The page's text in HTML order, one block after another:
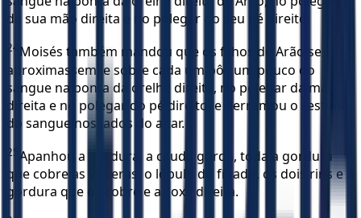
da sua mão direita e no polegar do seu pé direito.
24 Moisés também mandou que os filhos de Arão se
aproximassem, e sobre cada um pôs um pouco do
sangue na ponta da orelha direita, no polegar da mão
direita e no polegar do pé direito; e derramou o restante
do sangue nos lados do altar.
25 Apanhou a gordura, a cauda gorda, toda a gordura
que cobre as vísceras, o lóbulo do fígado, os dois rins e a
gordura que os cobre e a coxa direita.